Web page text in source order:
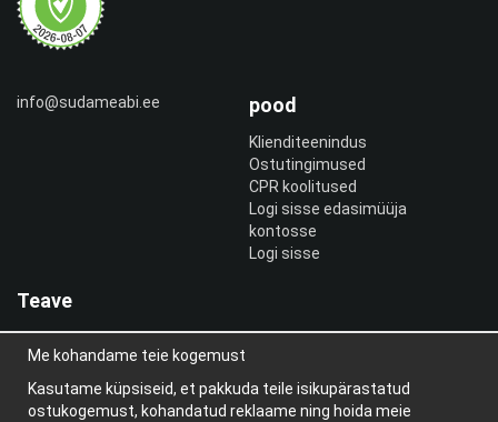
info@sudameabi.ee pood
Klienditeenindus
Ostutingimused
CPR koolitused
Logi sisse edasimüüja
kontosse
Logi sisse
Teave
Meist
uudiskiri
Teave küpsiste kohta
Blogi
Me kohandame teie kogemust
Kasutame küpsiseid, et pakkuda teile isikupärastatud
ostukogemust, kohandatud reklaame ning hoida meie